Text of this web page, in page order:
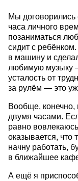
Мы договорились
часа личного
позаниматься
сидит с
в машину и
любимую музыку
усталость от
за рулём — это
Вообще, конечно,
двумя часами.
равно
оказывается, что
начну работать,
в ближайшее
А ещё я